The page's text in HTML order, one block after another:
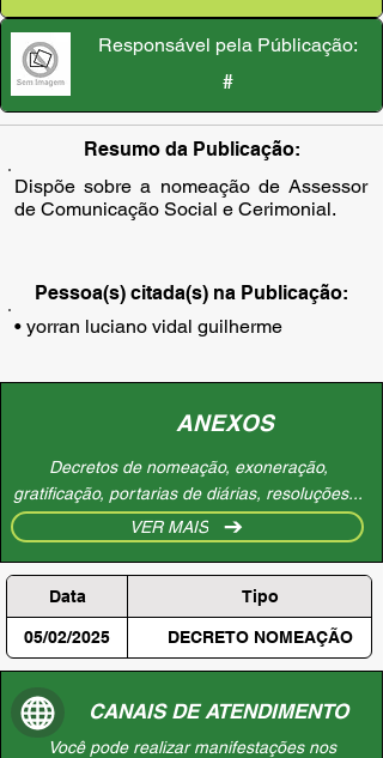
Responsável pela Públicação:
#
Resumo da Publicação:
Dispõe sobre a nomeação de Assessor
de Comunicação Social e Cerimonial.
Pessoa(s) citada(s) na Publicação:
• yorran luciano vidal guilherme
ANEXOS
Decretos de nomeação, exoneração,
gratificação, portarias de diárias, resoluções...
VER MAIS
Data Tipo
05/02/2025 DECRETO NOMEAÇÃO
CANAIS DE ATENDIMENTO
Você pode realizar manifestações nos